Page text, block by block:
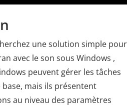
une solution simple pour
avec le son sous Windows ,
peuvent gérer les tâches
mais ils présentent
au niveau des paramètres